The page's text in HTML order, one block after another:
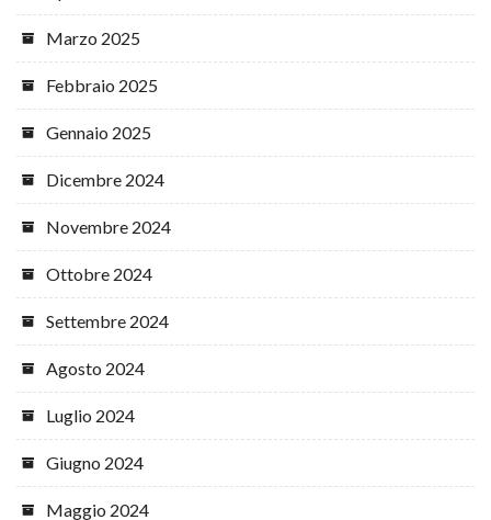
Marzo 2025
Febbraio 2025
Gennaio 2025
Dicembre 2024
Novembre 2024
Ottobre 2024
Settembre 2024
Agosto 2024
Luglio 2024
Giugno 2024
Maggio 2024